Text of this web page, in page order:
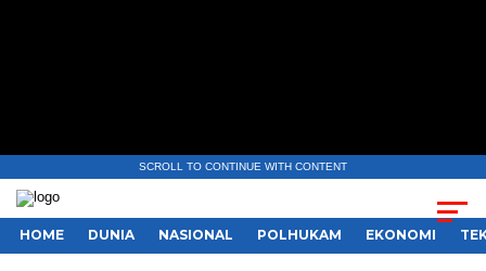
SCROLL TO CONTINUE WITH CONTENT
HOME DUNIA NASIONAL POLHUKAM EKONOMI